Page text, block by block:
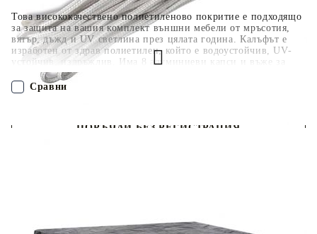
Това висококачествено полиетиленово покритие е подходящо
за защита на вашия комплект външни мебели от мръсотия,
вятър, дъжд и UV светлина през цялата година. Калъфът е
изработен от здрав полиетилен, който е водоустойчив, UV-
устойчив, издръжлив. Има 8 алуминиеви капси и въже за
закрепване, за да пасне по-добре на вашата градинска мебел.
Калъфът може да се пере и може лесно да се сгъне, когато не
се използва. Доставката включва 2 покривала за градински
спрей за по-добра водоустойчива функция.
ПОРЪЧАЙ БЕЗ РЕГИСТРАЦИЯ
Сравни